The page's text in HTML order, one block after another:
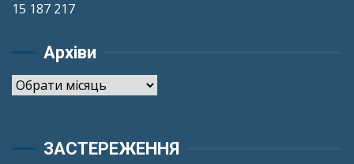
15 187 217
Архіви
Архіви
ЗАСТЕРЕЖЕННЯ